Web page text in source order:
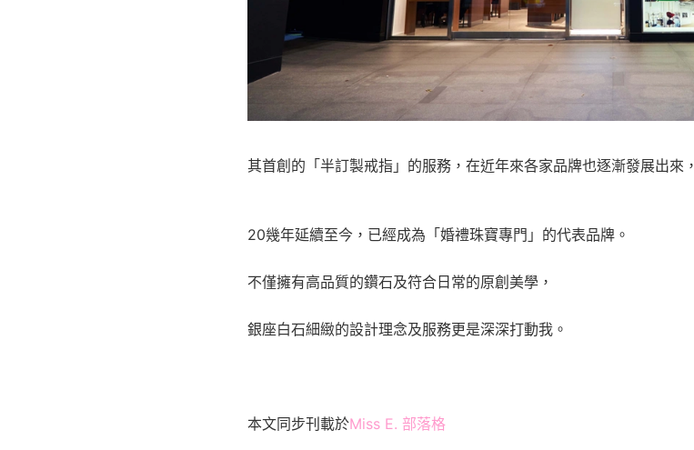
其首創的「半訂製戒指」的服務，在近年來各家品牌也逐漸發展出來，
20幾年延續至今，已經成為「婚禮珠寶專門」的代表品牌。
不僅擁有高品質的鑽石及符合日常的原創美學，
銀座白石細緻的設計理念及服務更是深深打動我。
本文同步刊載於Miss E. 部落格